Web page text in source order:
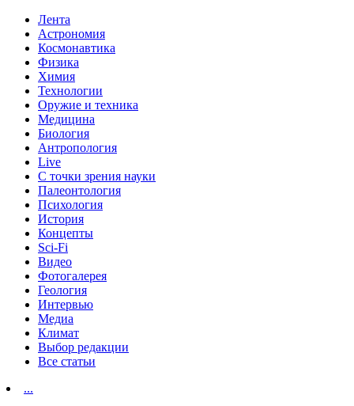
Лента
Астрономия
Космонавтика
Физика
Химия
Технологии
Оружие и техника
Медицина
Биология
Антропология
Live
С точки зрения науки
Палеонтология
Психология
История
Концепты
Sci-Fi
Видео
Фотогалерея
Геология
Интервью
Медиа
Климат
Выбор редакции
Все статьи
...